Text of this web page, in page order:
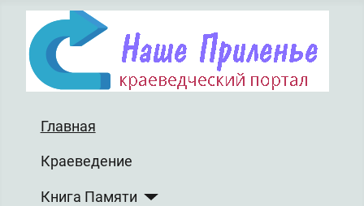
Главная
Краеведение
Книга Памяти